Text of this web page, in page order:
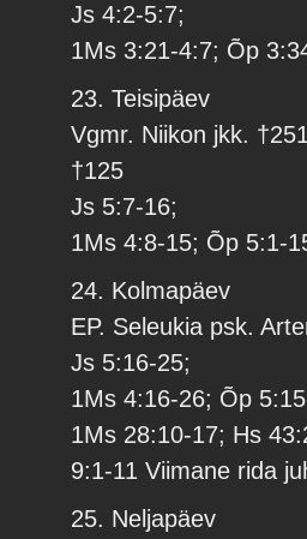
Js 4:2-5:7;
1Ms 3:21-4:7; Õp
23. Teisipäev
Vgmr. Niikon jkk.
†125
Js 5:7-16;
1Ms 4:8-15; Õp 5:1-
24. Kolmapäev
EP. Seleukia psk.
Js 5:16-25;
1Ms 4:16-26; Õp
1Ms 28:10-17; Hs
9:1-11 Viimane rida
25. Neljapäev